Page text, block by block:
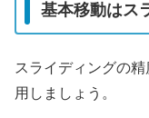
基本移動はス
スライディングの
用しましょう。